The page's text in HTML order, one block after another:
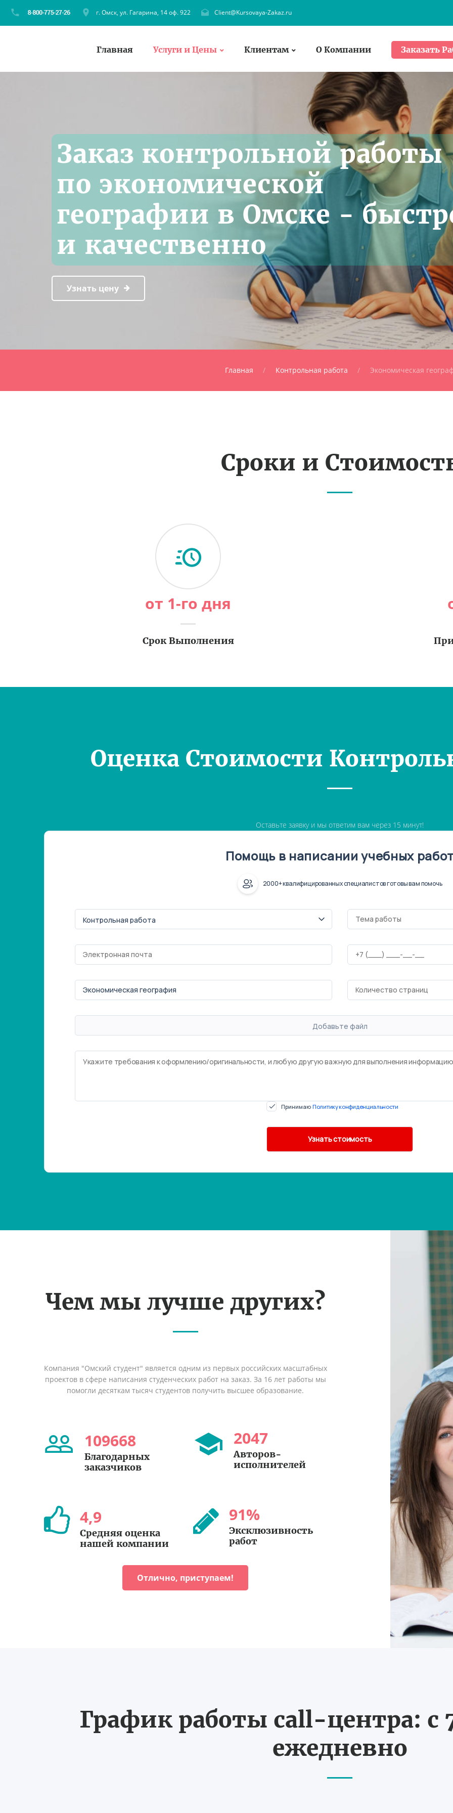
г. Омск, ул. Гагарина, 14 оф. 922 Client@Kursovaya-Zakaz.ru
Главная Услуги и Цены Клиентам О Компании Заказать
Заказ контрольной работы
по экономической
географии в Омске -
и качественно
Узнать цену
Главная Контрольная работа Экономическая
Сроки и
от 1-го дня
Срок Выполнения
Оценка Стоимости
Оставьте заявку и мы ответим вам через 15 минут!
Помощь в написании учебных
2000+ квалифицированных специалистов готовы вам помочь
Добавьте файл
Принимаю Политику конфиденциальности
Чем мы лучше других?
Компания "Омский студент" является одним из первых российских масштабных
проектов в сфере написания студенческих работ на заказ. За 16 лет работы мы
помогли десяткам тысяч студентов получить высшее образование.
109668
Благодарных
заказчиков
2047
Авторов-
исполнителей
4,9
Средняя оценка
нашей компании
91%
Эксклюзивность
работ
Отлично, приступаем!
График работы call-центра: с
ежедневно